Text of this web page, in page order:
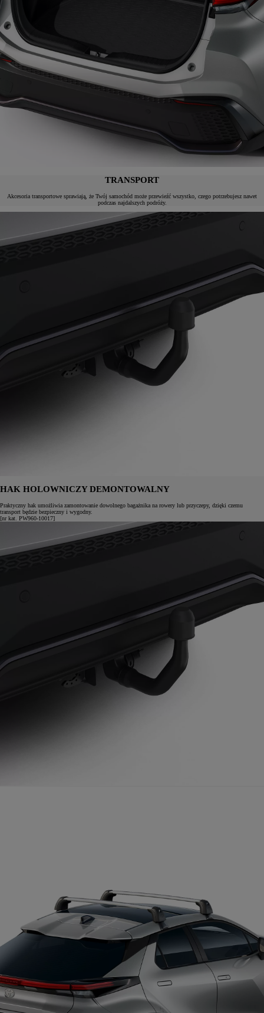
TRANSPORT
Akcesoria transportowe sprawiają, że Twój samochód może przewieźć wszystko, czego potrzebujesz nawet
podczas najdalszych podróży.
HAK HOLOWNICZY DEMONTOWALNY
Praktyczny hak umożliwia zamontowanie dowolnego bagażnika na rowery lub przyczepy, dzięki czemu
transport będzie bezpieczny i wygodny.
[nr kat. PW960-10017]